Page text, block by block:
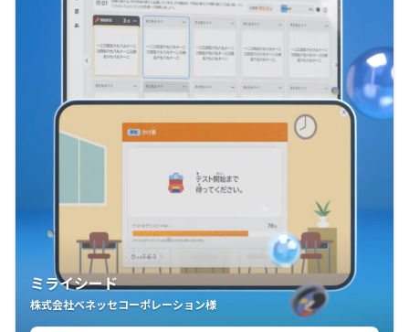
ミライシード
株式会社ベネッセコーポレーション様